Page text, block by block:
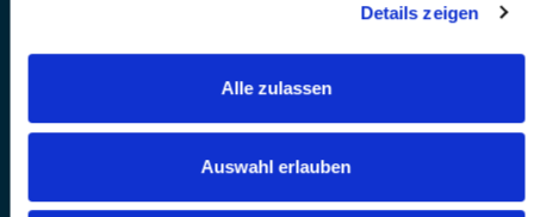
Details zeigen
Alle zulassen
Auswahl erlauben